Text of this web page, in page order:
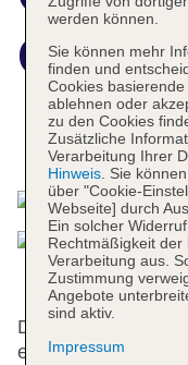
Centre
Das bietet
Das Resort bietet
einen Aufzug. Das
werden können.
Sie können mehr
finden und
Cookies
ablehnen oder
zu den Cookies
Zusätzliche
Verarbeitung Ihrer
Hinweis. Sie
über "Cookie-
Webseite] durch
Ein solcher
Rechtmäßigkeit
Verarbeitung aus.
Zustimmung
Angebote
sind aktiv.
Impressum